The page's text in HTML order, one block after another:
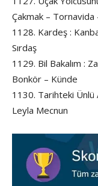
Çakmak – Tornavida
1128. Kardeş :
Sırdaş
1129. Bil Bakalım :
Bonkör – Künde
1130. Tarihteki Ünlü
Leyla Mecnun